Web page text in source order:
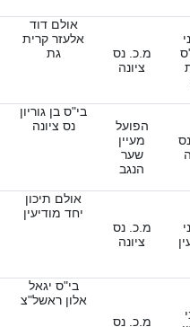
מ.כ. נס
ציונה
אולם דוד
אלעזר קרית
גת
הפועל
מעיין
שער
הנגב
בי"ס בן גוריון
נס ציונה
מ.כ. נס
ציונה
אולם תיכון
יחד מודיעין
מ.כ. נס
בי"ס יגאל
אלון ראשל"צ